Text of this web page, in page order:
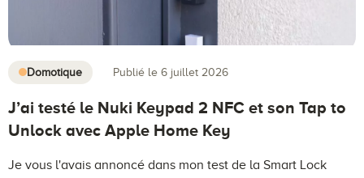
Domotique Publié le 6 juillet 2026
J’ai testé le Nuki Keypad 2 NFC et son Tap to
Unlock avec Apple Home Key
Je vous l'avais annoncé dans mon test de la Smart Lock